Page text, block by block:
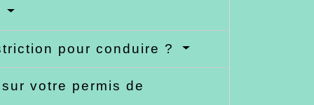
pour conduire ?
votre permis de